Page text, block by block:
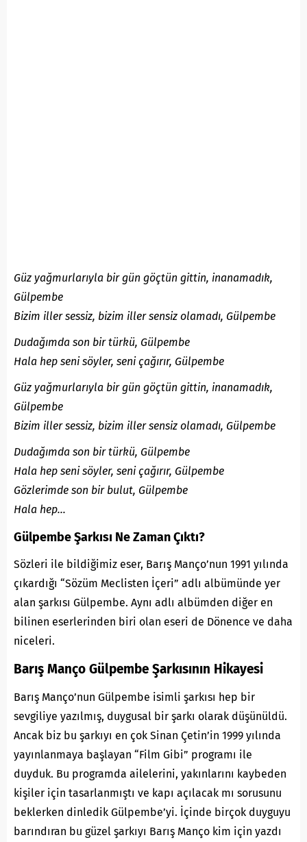
Güz yağmurlarıyla bir gün göçtün gittin, inanamadık,
Gülpembe
Bizim iller sessiz, bizim iller sensiz olamadı, Gülpembe
Dudağımda son bir türkü, Gülpembe
Hala hep seni söyler, seni çağırır, Gülpembe
Güz yağmurlarıyla bir gün göçtün gittin, inanamadık,
Gülpembe
Bizim iller sessiz, bizim iller sensiz olamadı, Gülpembe
Dudağımda son bir türkü, Gülpembe
Hala hep seni söyler, seni çağırır, Gülpembe
Gözlerimde son bir bulut, Gülpembe
Hala hep…
Gülpembe Şarkısı Ne Zaman Çıktı?
Sözleri ile bildiğimiz eser, Barış Manço’nun 1991 yılında
çıkardığı “Sözüm Meclisten İçeri” adlı albümünde yer
alan şarkısı Gülpembe. Aynı adlı albümden diğer en
bilinen eserlerinden biri olan eseri de Dönence ve daha
niceleri.
Barış Manço Gülpembe Şarkısının Hikayesi
Barış Manço’nun Gülpembe isimli şarkısı hep bir
sevgiliye yazılmış, duygusal bir şarkı olarak düşünüldü.
Ancak biz bu şarkıyı en çok Sinan Çetin’in 1999 yılında
yayınlanmaya başlayan “Film Gibi” programı ile
duyduk. Bu programda ailelerini, yakınlarını kaybeden
kişiler için tasarlanmıştı ve kapı açılacak mı sorusunu
beklerken dinledik Gülpembe’yi. İçinde birçok duyguyu
barındıran bu güzel şarkıyı Barış Manço kim için yazdı